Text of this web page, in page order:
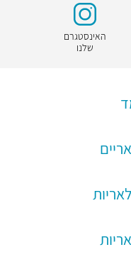
האינסטגרם
שלנו